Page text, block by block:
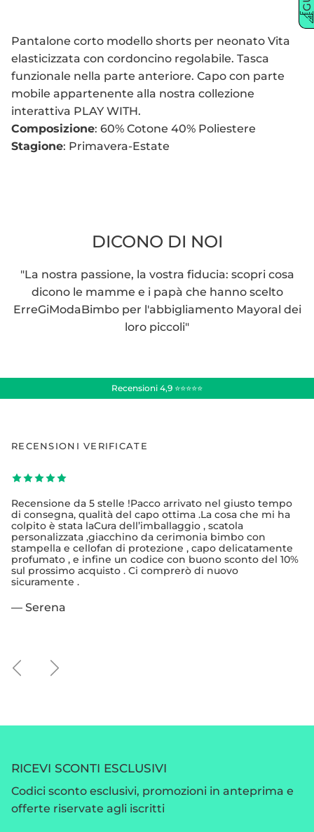
Pantalone corto modello shorts per neonato Vita
elasticizzata con cordoncino regolabile. Tasca
funzionale nella parte anteriore. Capo con parte
mobile appartenente alla nostra collezione
interattiva PLAY WITH.
Composizione: 60% Cotone 40% Poliestere
Stagione: Primavera-Estate
DICONO DI NOI
"La nostra passione, la vostra fiducia: scopri cosa
dicono le mamme e i papà che hanno scelto
ErreGiModaBimbo per l'abbigliamento Mayoral dei
loro piccoli"
Recensioni 4,9 ⭐⭐⭐⭐⭐
RECENSIONI VERIFICATE
Recensione da 5 stelle !Pacco arrivato nel giusto tempo
di consegna, qualità del capo ottima .La cosa che mi ha
colpito è stata laCura dell’imballaggio , scatola
personalizzata ,giacchino da cerimonia bimbo con
stampella e cellofan di protezione , capo delicatamente
profumato , e infine un codice con buono sconto del 10%
sul prossimo acquisto . Ci comprerò di nuovo
sicuramente .
— Serena
IndietroAvanti
RICEVI SCONTI ESCLUSIVI
Codici sconto esclusivi, promozioni in anteprima e
offerte riservate agli iscritti